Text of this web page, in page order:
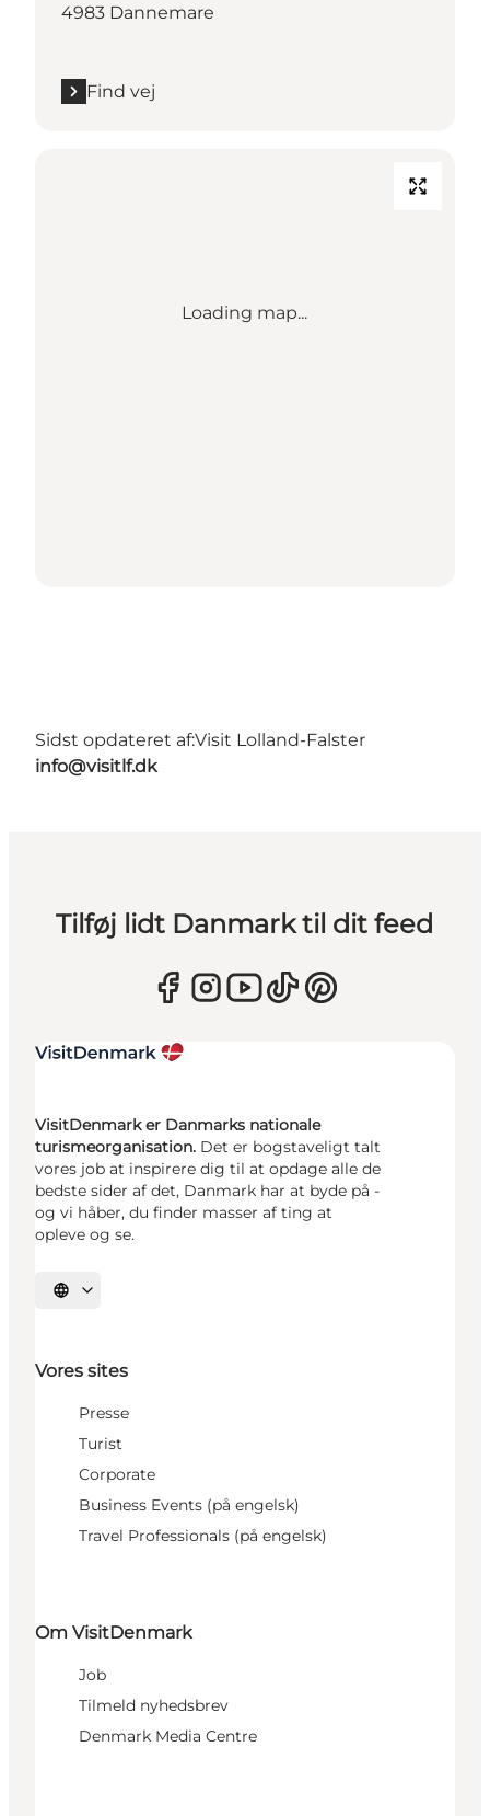
4983 Dannemare
Find vej
Loading map...
Sidst opdateret af:Visit Lolland-Falster
info@visitlf.dk
Tilføj lidt Danmark til dit feed
VisitDenmark er Danmarks nationale
turismeorganisation. Det er bogstaveligt talt
vores job at inspirere dig til at opdage alle de
bedste sider af det, Danmark har at byde på -
og vi håber, du finder masser af ting at
opleve og se.
Vælg sprog
Vores sites
Presse
Turist
Corporate
Business Events (på engelsk)
Travel Professionals (på engelsk)
Om VisitDenmark
Job
Tilmeld nyhedsbrev
Denmark Media Centre